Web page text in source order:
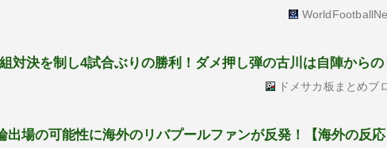
対決を制し4試合ぶりの勝利！ダメ押し弾の古川は自陣からの
ドメサカ板まとめブ
場の可能性に海外のリバプールファンが反発！【海外の反応